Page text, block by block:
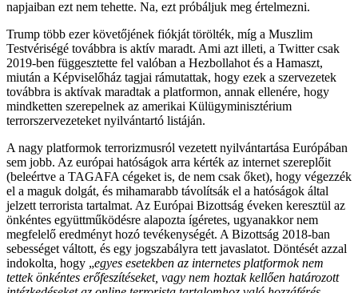
napjaiban ezt nem tehette. Na, ezt próbáljuk meg értelmezni.
Trump több ezer követőjének fiókját törölték, míg a Muszlim
Testvériségé továbbra is aktív maradt. Ami azt illeti, a Twitter csak
2019-ben függesztette fel valóban a Hezbollahot és a Hamaszt,
miután a Képviselőház tagjai rámutattak, hogy ezek a szervezetek
továbbra is aktívak maradtak a platformon, annak ellenére, hogy
mindketten szerepelnek az amerikai Külügyminisztérium
terrorszervezeteket nyilvántartó listáján.
A nagy platformok terrorizmusról vezetett nyilvántartása Európában
sem jobb. Az európai hatóságok arra kérték az internet szereplőit
(beleértve a TAGAFA cégeket is, de nem csak őket), hogy végezzék
el a maguk dolgát, és mihamarabb távolítsák el a hatóságok által
jelzett terrorista tartalmat. Az Európai Bizottság éveken keresztül az
önkéntes együttműködésre alapozta ígéretes, ugyanakkor nem
megfelelő eredményt hozó tevékenységét. A Bizottság 2018-ban
sebességet váltott, és egy jogszabályra tett javaslatot. Döntését azzal
indokolta hogy „egyes esetekben az internetes platformok nem
tettek önkéntes erőfeszítéseket, vagy nem hoztak kellően határozott